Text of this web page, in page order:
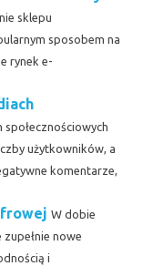
sklepu
sposobem na
rynek e-
społecznościowych
użytkowników, a
komentarze,
W dobie
nowe
i